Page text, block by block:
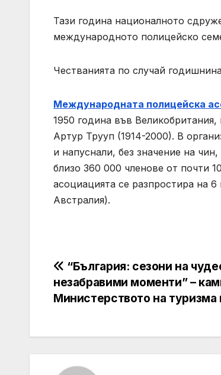
Тази година националното
международното полицейско
Честванията по случай
Международната полицейска
1950 година във
Артур Трууп (1914-2000). В
и напуснали, без значение на
близо 360 000 членове от почти
асоциацията се разпростира на
Австралия).
Навигация
“България: сезони на
незабравими моменти” –
Министерството на туризма